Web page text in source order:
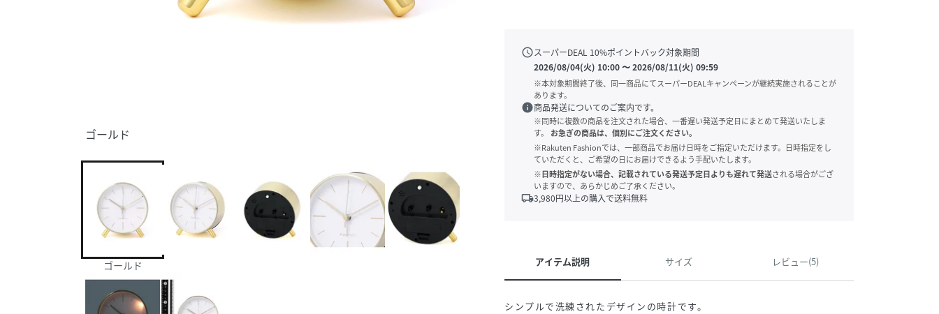
ゴールド
ゴールド
scheduleスーパーDEAL 10%ポイントバック対象期間
2026/08/04(火) 10:00〜2026/08/11(火) 09:59
※本対象期間終了後、同一商品にてスーパーDEALキャンペーンが継続実施されることが
あります。
info商品発送についてのご案内です。
※同時に複数の商品を注文された場合、一番遅い発送予定日にまとめて発送いたしま
す。
お急ぎの商品は、個別にご注文ください。
※Rakuten Fashionでは、一部商品でお届け日時をご指定いただけます。日時指定をし
ていただくと、ご希望の日にお届けできるよう手配いたします。
※日時指定がない場合、記載されている発送予定日よりも遅れて発送される場合がござ
いますので、あらかじめご了承ください。
local_shipping3,980円以上の購入で送料無料
アイテム説明 サイズ レビュー(5)
シンプルで洗練されたデザインの時計です。